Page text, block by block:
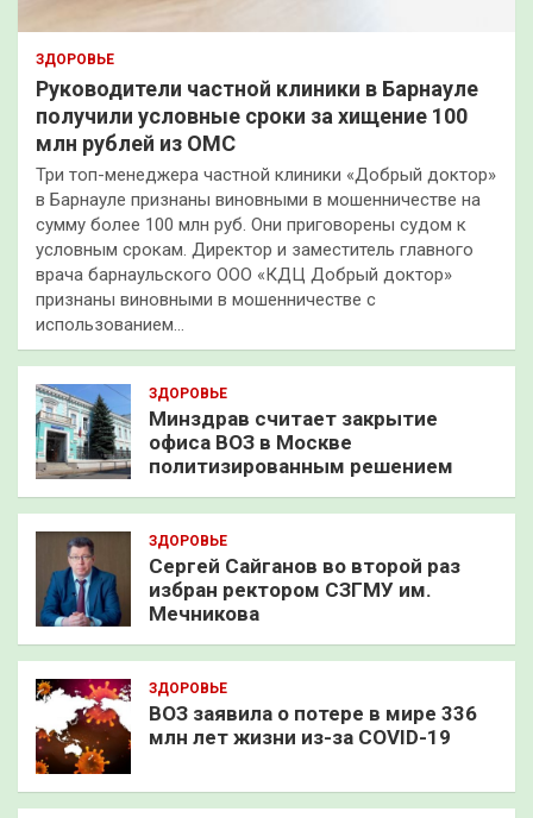
ЗДОРОВЬЕ
Руководители частной клиники в Барнауле
получили условные сроки за хищение 100
млн рублей из ОМС
Три топ-менеджера частной клиники «Добрый доктор»
в Барнауле признаны виновными в мошенничестве на
сумму более 100 млн руб. Они приговорены судом к
условным срокам. Директор и заместитель главного
врача барнаульского ООО «КДЦ Добрый доктор»
признаны виновными в мошенничестве с
использованием…
ЗДОРОВЬЕ
Минздрав считает закрытие
офиса ВОЗ в Москве
политизированным решением
ЗДОРОВЬЕ
Сергей Сайганов во второй раз
избран ректором СЗГМУ им.
Мечникова
ЗДОРОВЬЕ
ВОЗ заявила о потере в мире 336
млн лет жизни из-за COVID-19